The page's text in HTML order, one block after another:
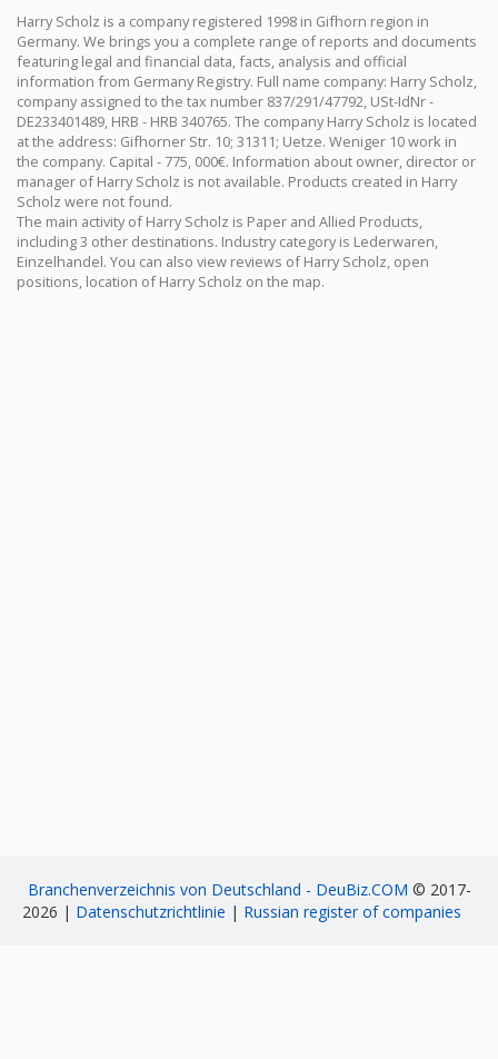
Harry Scholz is a company registered 1998 in Gifhorn region in
Germany. We brings you a complete range of reports and documents
featuring legal and financial data, facts, analysis and official
information from Germany Registry. Full name company: Harry Scholz,
company assigned to the tax number 837/291/47792, USt-IdNr -
DE233401489, HRB - HRB 340765. The company Harry Scholz is located
at the address: Gifhorner Str. 10; 31311; Uetze. Weniger 10 work in
the company. Capital - 775, 000€. Information about owner, director or
manager of Harry Scholz is not available. Products created in Harry
Scholz were not found.
The main activity of Harry Scholz is Paper and Allied Products,
including 3 other destinations. Industry category is Lederwaren,
Einzelhandel. You can also view reviews of Harry Scholz, open
positions, location of Harry Scholz on the map.
Branchenverzeichnis von Deutschland - DeuBiz.COM © 2017-
2026 | Datenschutzrichtlinie | Russian register of companies